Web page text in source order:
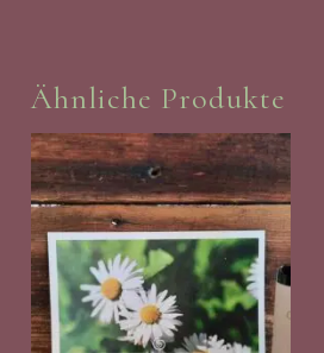
Ähnliche Produkte